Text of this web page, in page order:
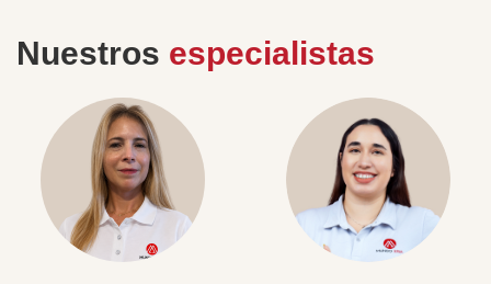
Nuestros especialistas